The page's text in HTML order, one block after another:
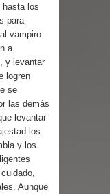
hasta los
para
vampiro
a
y levantar
logren
se
las demás
levantar
los
y los
Aunque